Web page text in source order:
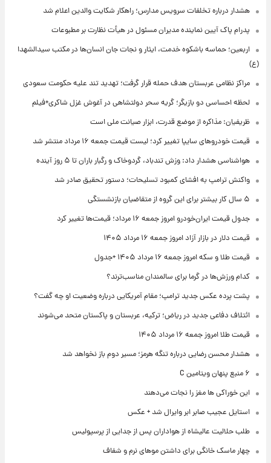
هشدار درباره تخلفات سرویس مدارس؛ راهکار شکایت والدین اعلام شد
پدرام پاک آیین نماینده مدیران مسئول در هیأت نظارت بر مطبوعات
اربعین؛ حماسه باشکوه خدمت، ایثار و نجات جان انسان‌ها در مکتب سیدالشهدا
(ع)
مراکز نظامی عربستان هدف حمله قرار گرفت؛ تهدید تند علیه حکومت سعودی
لحظه احساسی دو بازیگر؛ گریه سحر دولتشاهی در آغوش غزل شاکری+فیلم
ظریفیان: مذاکره از موضع قدرت، ابزار صیانت ملی است
قیمت خودروهای سایپا تغییر کرد؛ لیست قیمت جمعه ۱۶ مرداد منتشر شد
هواشناسی هشدار داد: وزش تندباد، گردوخاک و رگبار باران تا ۵ روز آینده
واکنش ترامپ به افشای کمبود تسلیحات؛ دستور تحقیق صادر شد
۵ سال کار بیشتر برای این گروه از متقاضیان بازنشستگی
جدول قیمت ایران‌خودرو امروز جمعه ۱۶ مرداد؛ قیمت‌ها تغییر کرد
قیمت دلار در بازار آزاد امروز جمعه ۱۶ مرداد ۱۴۰۵
قیمت طلا و سکه امروز جمعه ۱۶ مرداد ۱۴۰۵ +جدول
کدام ورزش‌ها در گرما برای سالمندان مناسب‌ترند؟
پشت پرده عکس جدید ترامپ؛ مقام آمریکایی درباره وضعیت او چه گفت؟
ائتلاف دفاعی جدید در ریاض؛ ترکیه، عربستان و پاکستان متحد می‌شوند
قیمت طلا امروز جمعه ۱۶ مرداد ۱۴۰۵
هشدار محسن رضایی درباره تنگه هرمز؛ مسیر دوم باز نخواهد شد
۶ منبع پنهان ویتامین C
این خوراکی ها مغز را نجات می‌دهند
استایل عجیب صابر ابر وایرال شد + عکس
طلب حلالیت عالیشاه از هواداران پس از جدایی از پرسپولیس
چهار ماسک خانگی برای داشتن موهای نرم و شفاف